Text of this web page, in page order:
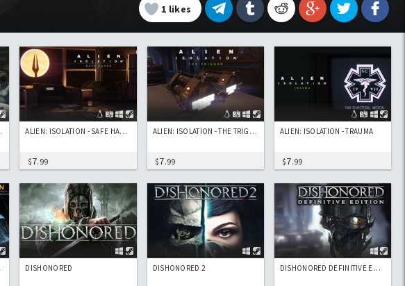
1 likes
ALIEN: ISOLATION - SAFE HAVEN
$7.99
ALIEN: ISOLATION - THE TRIGGER
$7.99
ALIEN: ISOLATION - TRAUMA
$7.99
DISHONORED DISHONORED 2 DISHONORED DEFINITIVE EDITION